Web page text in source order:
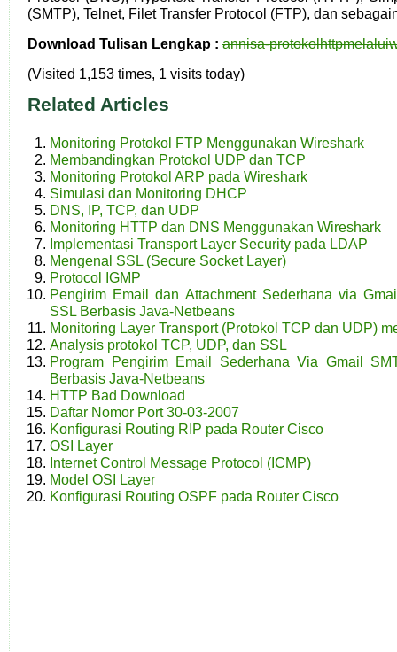
(SMTP), Telnet, Filet Transfer Protocol (FTP), dan
Download Tulisan Lengkap : annisa-
(Visited 1,153 times, 1 visits today)
Related Articles
Monitoring Protokol FTP Menggunakan Wireshark
Membandingkan Protokol UDP dan TCP
Monitoring Protokol ARP pada Wireshark
Simulasi dan Monitoring DHCP
DNS, IP, TCP, dan UDP
Monitoring HTTP dan DNS Menggunakan Wireshark
Implementasi Transport Layer Security pada LDAP
Mengenal SSL (Secure Socket Layer)
Protocol IGMP
Pengirim Email dan Attachment Sederhana via
SSL Berbasis Java-Netbeans
Monitoring Layer Transport (Protokol TCP dan UDP)
Analysis protokol TCP, UDP, dan SSL
Program Pengirim Email Sederhana Via Gmail
Berbasis Java-Netbeans
HTTP Bad Download
Daftar Nomor Port 30-03-2007
Konfigurasi Routing RIP pada Router Cisco
OSI Layer
Internet Control Message Protocol (ICMP)
Model OSI Layer
Konfigurasi Routing OSPF pada Router Cisco